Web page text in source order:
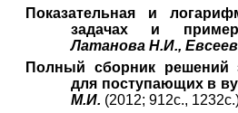
Показательная и
задачах и
Латанова Н.И.,
Полный сборник решений
для поступающих в
М.И. (2012; 912с.,